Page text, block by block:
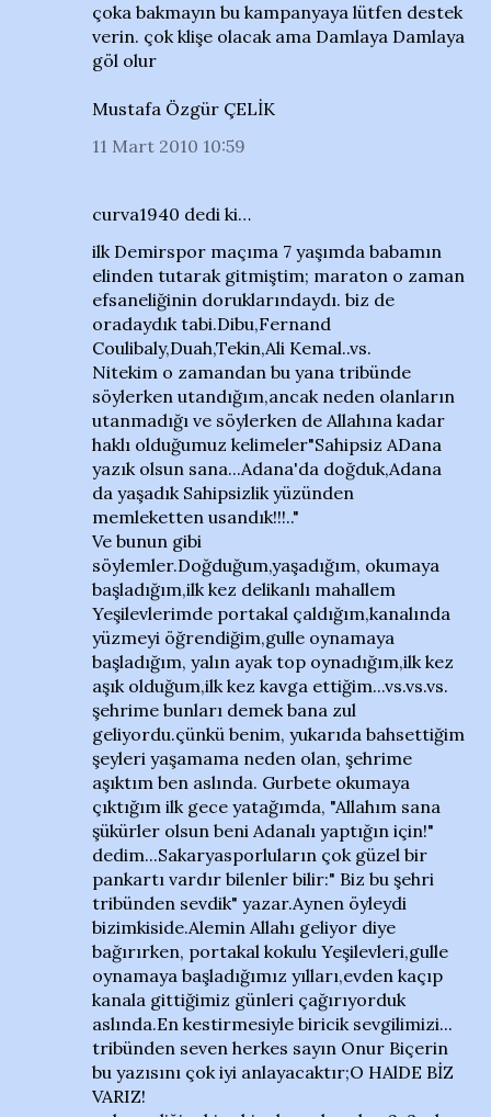
çoka bakmayın bu kampanyaya lütfen destek
verin. çok klişe olacak ama Damlaya Damlaya
göl olur
Mustafa Özgür ÇELİK
11 Mart 2010 10:59
curva1940 dedi ki…
ilk Demirspor maçıma 7 yaşımda babamın
elinden tutarak gitmiştim; maraton o zaman
efsaneliğinin doruklarındaydı. biz de
oradaydık tabi.Dibu,Fernand
Coulibaly,Duah,Tekin,Ali Kemal..vs.
Nitekim o zamandan bu yana tribünde
söylerken utandığım,ancak neden olanların
utanmadığı ve söylerken de Allahına kadar
haklı olduğumuz kelimeler"Sahipsiz ADana
yazık olsun sana...Adana'da doğduk,Adana
da yaşadık Sahipsizlik yüzünden
memleketten usandık!!!.."
Ve bunun gibi
söylemler.Doğduğum,yaşadığım, okumaya
başladığım,ilk kez delikanlı mahallem
Yeşilevlerimde portakal çaldığım,kanalında
yüzmeyi öğrendiğim,gulle oynamaya
başladığım, yalın ayak top oynadığım,ilk kez
aşık olduğum,ilk kez kavga ettiğim...vs.vs.vs.
şehrime bunları demek bana zul
geliyordu.çünkü benim, yukarıda bahsettiğim
şeyleri yaşamama neden olan, şehrime
aşıktım ben aslında. Gurbete okumaya
çıktığım ilk gece yatağımda, "Allahım sana
şükürler olsun beni Adanalı yaptığın için!"
dedim...Sakaryasporluların çok güzel bir
pankartı vardır bilenler bilir:" Biz bu şehri
tribünden sevdik" yazar.Aynen öyleydi
bizimkiside.Alemin Allahı geliyor diye
bağırırken, portakal kokulu Yeşilevleri,gulle
oynamaya başladığımız yılları,evden kaçıp
kanala gittiğimiz günleri çağırıyorduk
aslında.En kestirmesiyle biricik sevgilimizi...
tribünden seven herkes sayın Onur Biçerin
bu yazısını çok iyi anlayacaktır;O HAlDE BİZ
VARIZ!